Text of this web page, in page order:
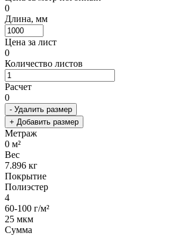
0
Длина, мм
Цена за лист
0
Количество листов
Расчет
0
- Удалить размер
+ Добавить размер
Метраж
0 м²
Вес
7.896 кг
Покрытие
Полиэстер
4
60-100 г/м²
25 мкм
Сумма